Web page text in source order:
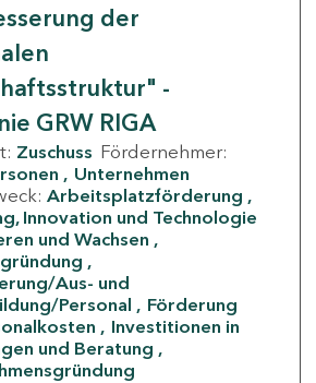
der
-
GRW RIGA
Zuschuss Fördernehmer:
Unternehmen
Arbeitsplatzförderung
Innovation und Technologie
und Wachsen
Aus- und
Personal
Förderung
Investitionen in
und Beratung